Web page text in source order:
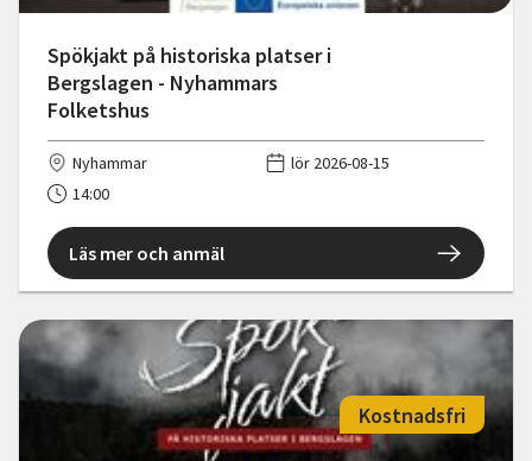
Spökjakt på historiska platser i
Bergslagen - Nyhammars
Folketshus
Nyhammar
lör 2026-08-15
14:00
Läs mer och anmäl
Kostnadsfri